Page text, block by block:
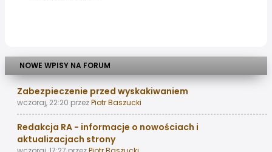
NOWE WPISY NA FORUM
Zabezpieczenie przed wyskakiwaniem
wczoraj, 22:20 przezPiotr Baszucki
Redakcja RA - informacje o nowościach i
aktualizacjach strony